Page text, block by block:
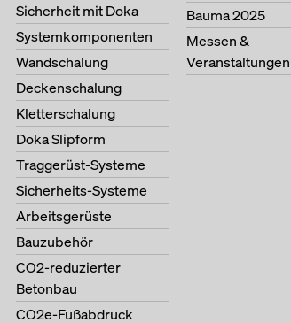
Sicherheit mit Doka
Systemkomponenten
Wandschalung
Deckenschalung
Kletterschalung
Doka Slipform
Traggerüst-Systeme
Sicherheits-Systeme
Arbeitsgerüste
Bauzubehör
CO2-reduzierter
Betonbau
CO2e-Fußabdruck
Bauma 2025
Messen &
Veranstaltungen